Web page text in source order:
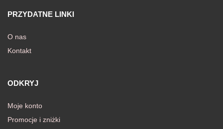
PRZYDATNE LINKI
O nas
Kontakt
ODKRYJ
Moje konto
Promocje i zniżki